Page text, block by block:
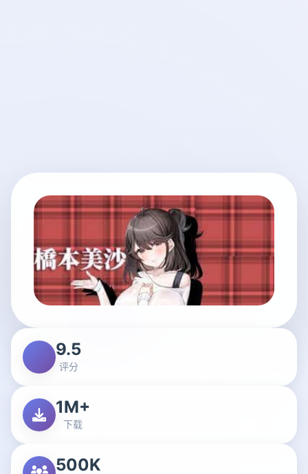
9.5
评分
1M+
下载
500K